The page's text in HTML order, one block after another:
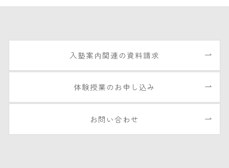
入塾案内関連の資料請求
体験授業のお申し込み
お問い合わせ